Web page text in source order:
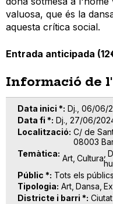
valuosa, que és la
aquesta crítica social.
Entrada anticipada
Informació de
Data inici * Dj., 06/06/
Data fi * Dj., 27/06/
Localització C/ de
08003
Temàtica Art Cultura
Públic * Tots els públics
Tipologia Art Dansa
Districte i barri *